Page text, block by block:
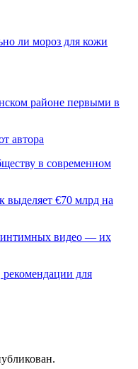
ли мороз для кожи
районе первыми в
автора
в современном
выделяет €70 млрд на
интимных видео — их
для